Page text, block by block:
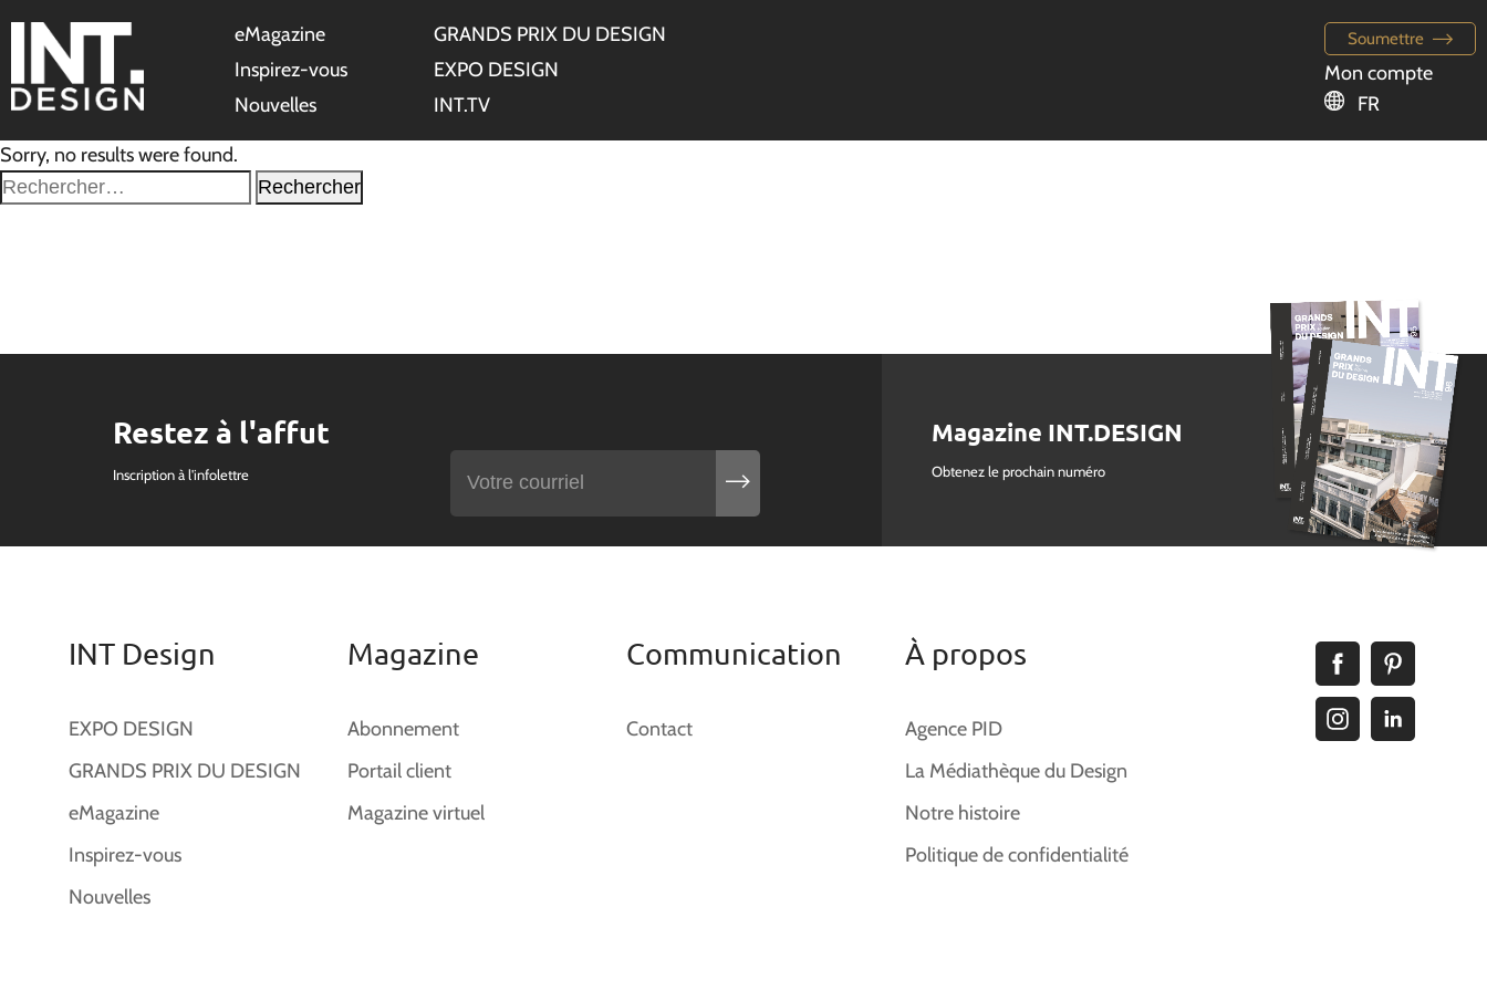
eMagazine
Inspirez-vous
Nouvelles
GRANDS PRIX DU DESIGN
EXPO DESIGN
INT.TV
Soumettre
Mon compte
FR
Sorry, no results were found.
Rechercher :
Restez à l'affut
Inscription à l'infolettre
Magazine INT.DESIGN
Obtenez le prochain numéro
INT Design
EXPO DESIGN
GRANDS PRIX DU DESIGN
eMagazine
Inspirez-vous
Nouvelles
Magazine
Abonnement
Portail client
Magazine virtuel
Communication
Contact
À propos
Agence PID
La Médiathèque du Design
Notre histoire
Politique de confidentialité